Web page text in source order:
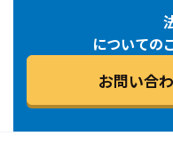
についての
お問い合